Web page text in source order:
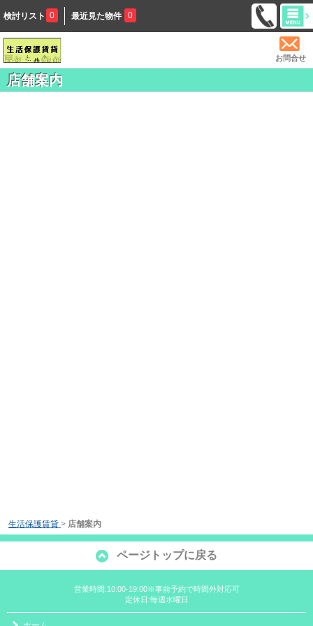
検討リスト 0 最近見た物件 0
お問合せ
店舗案内
生活保護賃貸 > 店舗案内
ページトップに戻る
営業時間:10:00-19:00※事前予約で時間外対応可
定休日:毎週水曜日